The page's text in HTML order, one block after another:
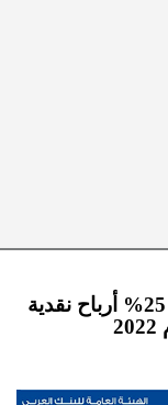
الهيئة العامة للبنك العربي تقر توزيع 25% أرباح نقدية